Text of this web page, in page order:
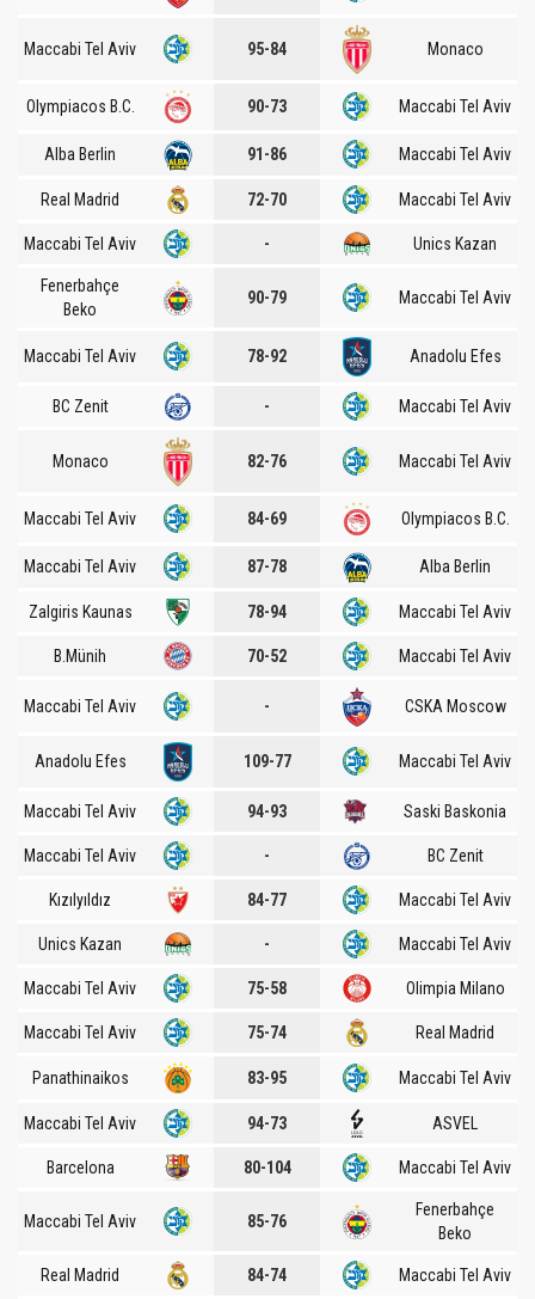
Maccabi Tel Aviv 95-84 Monaco
Olympiacos B.C. 90-73 Maccabi Tel Aviv
Alba Berlin 91-86 Maccabi Tel Aviv
Real Madrid 72-70 Maccabi Tel Aviv
Maccabi Tel Aviv - Unics Kazan
Fenerbahçe
Beko
90-79 Maccabi Tel Aviv
Maccabi Tel Aviv 78-92 Anadolu Efes
BC Zenit - Maccabi Tel Aviv
Monaco 82-76 Maccabi Tel Aviv
Maccabi Tel Aviv 84-69 Olympiacos B.C.
Maccabi Tel Aviv 87-78 Alba Berlin
Zalgiris Kaunas 78-94 Maccabi Tel Aviv
B.Münih 70-52 Maccabi Tel Aviv
Maccabi Tel Aviv - CSKA Moscow
Anadolu Efes 109-77 Maccabi Tel Aviv
Maccabi Tel Aviv 94-93 Saski Baskonia
Maccabi Tel Aviv - BC Zenit
Kızılyıldız 84-77 Maccabi Tel Aviv
Unics Kazan - Maccabi Tel Aviv
Maccabi Tel Aviv 75-58 Olimpia Milano
Maccabi Tel Aviv 75-74 Real Madrid
Panathinaikos 83-95 Maccabi Tel Aviv
Maccabi Tel Aviv 94-73 ASVEL
Barcelona 80-104 Maccabi Tel Aviv
Maccabi Tel Aviv 85-76
Fenerbahçe
Beko
Real Madrid 84-74 Maccabi Tel Aviv